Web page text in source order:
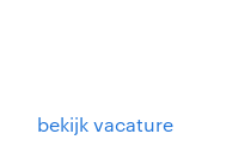
bekijk vacature